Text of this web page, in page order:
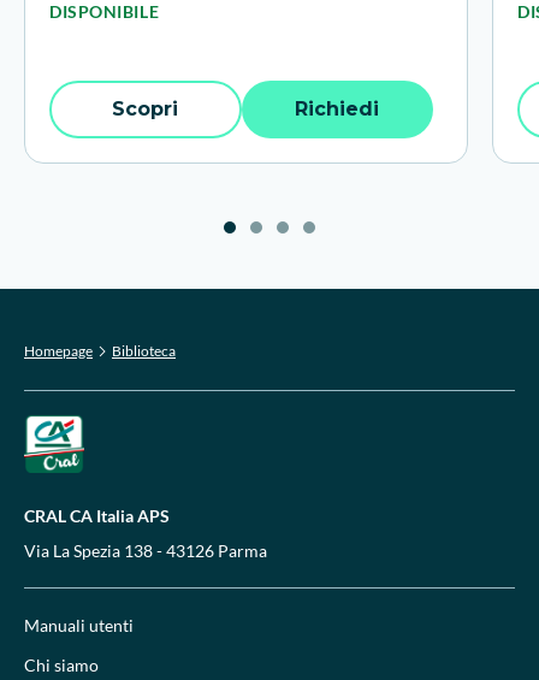
DISPONIBILE
Scopri Richiedi
Homepage Biblioteca
CRAL CA Italia APS
Via La Spezia 138 - 43126 Parma
Manuali utenti
Chi siamo